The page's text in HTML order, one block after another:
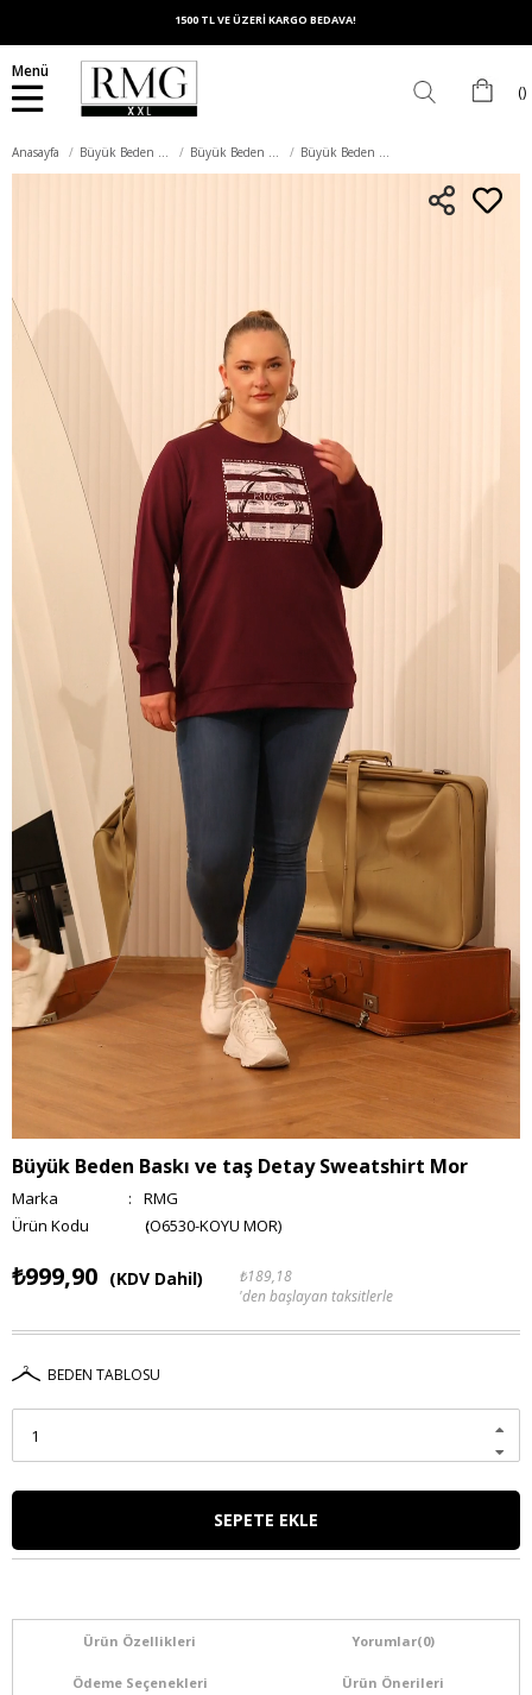
1500 TL VE ÜZERİ KARGO BEDAVA!
Menü
Anasayfa Büyük Beden Üst Giyim Büyük Beden Sweatshirt Büyük Beden Baskı ve taş Detay Sweatshirt Mor
Büyük Beden Baskı ve taş Detay Sweatshirt Mor
Marka :
RMG
(O6530-KOYU MOR)
₺999,90 (KDV Dahil)
₺189,18
'den başlayan taksitlerle
BEDEN TABLOSU
Ürün Özellikleri Yorumlar(0)
Ödeme Seçenekleri Ürün Önerileri